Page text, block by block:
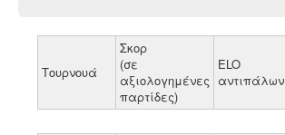
Τουρνουά
Σκορ
(σε
αξιολογημένες
παρτίδες)
ELO
αντιπάλων